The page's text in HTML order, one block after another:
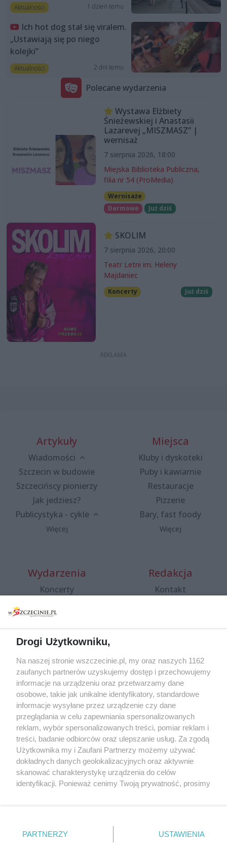
Aktualności 1 dzień temu
Ich hot dog stał się viralem.
„Ustawiają się po niego
kolejki”
Aktualności 2 dni temu
Polecane wydarzenia
Wystawa Elżbiety
Śnieżewskiej i Anastasii
Lazarevej „MISZMASZ” |
wernisaż
7 sierpnia 2026, 18:00
Miejska Biblioteka Publiczna,
filia nr 54 (ProMedia)
Wernisaże
Darmowe
Już dziś
SKOLIM
7 sierpnia 2026, 20:00
Teatr Letni im. Heleny
Majdaniec
Koncerty Już dziś
Artykuły
Wiadomości
Szczecin w budowie
Szczecińscy pionierzy
Jak jedziesz?
Publicystyka - cykle
Więcej
Miejsca
Kluby i dyskoteki
Puby i kawiarnie
Restauracje
Pizzerie
Bary, fast foody
Więcej
Wydarzenia
Koncerty
Spacery i oprowadzania
targi
Wernisaże
Więcej
Redakcja
Kontakt
Specjalny koncert z okazji
20. urodzin portalu
wSzczecinie.pl
Regulamin konkursów
śniadaniówka "Hej
Szczecin! Jest piątek!"
Partnerzy
Praca Szczecin
Drogi Użytkowniku,
Na naszej stronie wszczecinie.pl, my oraz naszych 1162
zaufanych partnerów uzyskujemy dostęp i przechowujemy
informacje na urządzeniu oraz przetwarzamy dane
osobowe, takie jak unikalne identyfikatory, standardowe
informacje wysyłane przez urządzenie czy dane
przeglądania w celu zapewniania spersonalizowanych
reklam, wybór spersonalizowanych treści, pomiar reklam i
treści, badanie odbiorców oraz ulepszanie usług. Za zgodą
Użytkownika my i Zaufani Partnerzy możemy używać
dokładnych danych geolokalizacyjnych oraz aktywnie
skanować charakterystykę urządzenia do celów
identyfikacji. Ponieważ cenimy Twoją prywatność, prosimy
prywatności znajdujący się w lewym dolnym rogu strony
. Niektóre rodzaje przetwarzania danych nie wymagają
PARTNERZY USTAWIENIA